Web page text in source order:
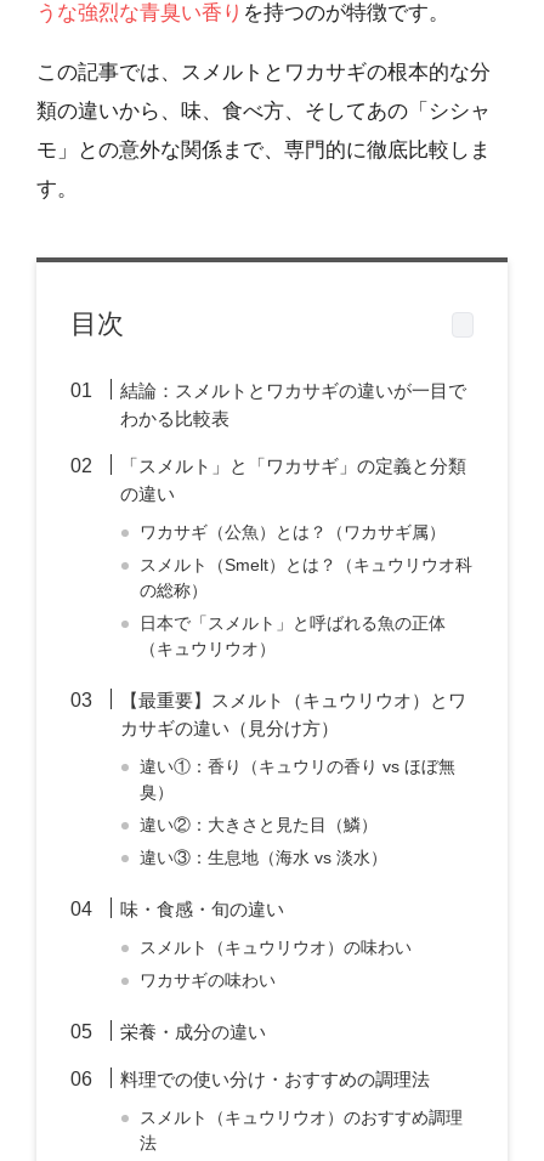
うな強烈な青臭い香り を持つのが特徴です。
この記事では、スメルトとワカサギの根本的な分
類の違いから、味、食べ方、そしてあの「シシャ
モ」との意外な関係まで、専門的に徹底比較しま
す。
目次
結論：スメルトとワカサギの違いが一目で
わかる比較表
「スメルト」と「ワカサギ」の定義と分類
の違い
ワカサギ（公魚）とは？（ワカサギ属）
スメルト（Smelt）とは？（キュウリウオ科
の総称）
日本で「スメルト」と呼ばれる魚の正体
（キュウリウオ）
【最重要】スメルト（キュウリウオ）とワ
カサギの違い（見分け方）
違い①：香り（キュウリの香り vs ほぼ無
臭）
違い②：大きさと見た目（鱗）
違い③：生息地（海水 vs 淡水）
味・食感・旬の違い
スメルト（キュウリウオ）の味わい
ワカサギの味わい
栄養・成分の違い
料理での使い分け・おすすめの調理法
スメルト（キュウリウオ）のおすすめ調理
法